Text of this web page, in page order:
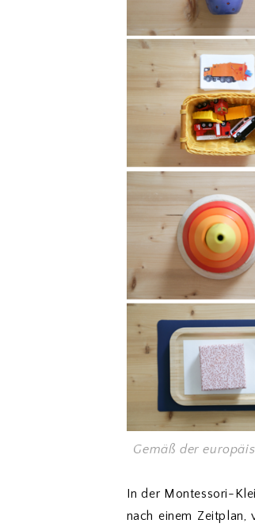
Gemäß der
In der Montessori-
nach einem Zeitplan,